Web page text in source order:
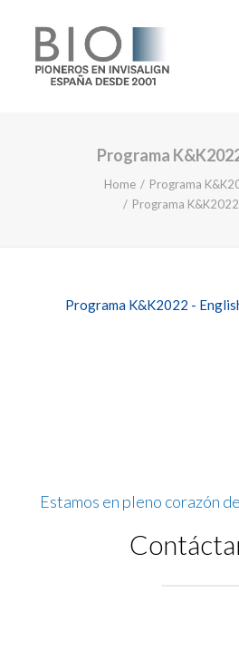
TRATAMIENTOS
CONTACTO
Programa
Home
Programa
Programa K&K2022
Programa K&K2022 -
Estamos en pleno corazón